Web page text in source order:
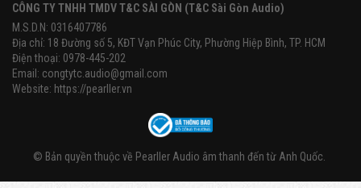
CÔNG TY TNHH TMDV T&C SÀI GÒN (T&C Sài Gòn Audio)
M.S.D.N: 0316407786
Địa chỉ: 18 Đường số 5, KĐT Vạn Phúc City, Phường Hiệp Bình, TP. HCM
Điện thoại: 0978-445-202
Email: congtytc.audio@gmail.com
Website: https://pearller.vn
© Bản quyền thuộc về Pearller Audio âm thanh đến từ Anh Quốc